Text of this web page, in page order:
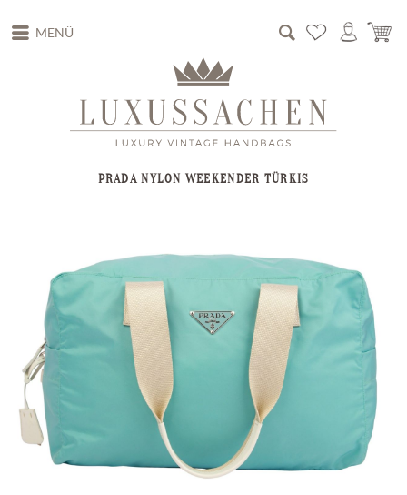
MENÜ
PRADA NYLON WEEKENDER TÜRKIS